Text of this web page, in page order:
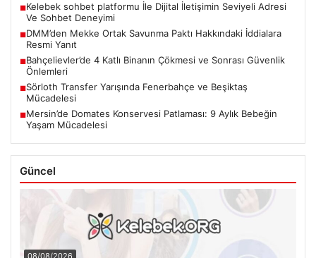
■Kelebek sohbet platformu İle Dijital İletişimin Seviyeli Adresi
Ve Sohbet Deneyimi
■DMM’den Mekke Ortak Savunma Paktı Hakkındaki İddialara
Resmi Yanıt
■Bahçelievler’de 4 Katlı Binanın Çökmesi ve Sonrası Güvenlik
Önlemleri
■Sörloth Transfer Yarışında Fenerbahçe ve Beşiktaş
Mücadelesi
■Mersin’de Domates Konservesi Patlaması: 9 Aylık Bebeğin
Yaşam Mücadelesi
Güncel
08/08/2026